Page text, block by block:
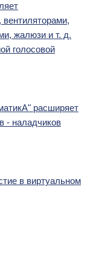
жалюзи и т. д.
голосовой
расширяет
- наладчиков
в виртуальном